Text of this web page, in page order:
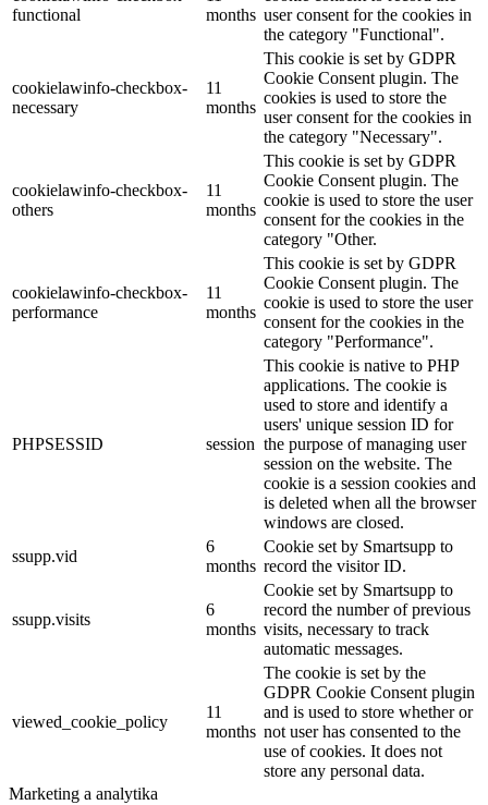
functional
months user consent for the cookies in
the category "Functional".
cookielawinfo-checkbox-
necessary
11
months
This cookie is set by GDPR
Cookie Consent plugin. The
cookies is used to store the
user consent for the cookies in
the category "Necessary".
cookielawinfo-checkbox-
others
11
months
This cookie is set by GDPR
Cookie Consent plugin. The
cookie is used to store the user
consent for the cookies in the
category "Other.
cookielawinfo-checkbox-
performance
11
months
This cookie is set by GDPR
Cookie Consent plugin. The
cookie is used to store the user
consent for the cookies in the
category "Performance".
PHPSESSID session
This cookie is native to PHP
applications. The cookie is
used to store and identify a
users' unique session ID for
the purpose of managing user
session on the website. The
cookie is a session cookies and
is deleted when all the browser
windows are closed.
ssupp.vid
6
months
Cookie set by Smartsupp to
record the visitor ID.
ssupp.visits
6
months
Cookie set by Smartsupp to
record the number of previous
visits, necessary to track
automatic messages.
viewed_cookie_policy
11
months
The cookie is set by the
GDPR Cookie Consent plugin
and is used to store whether or
not user has consented to the
use of cookies. It does not
store any personal data.
Marketing a analytika